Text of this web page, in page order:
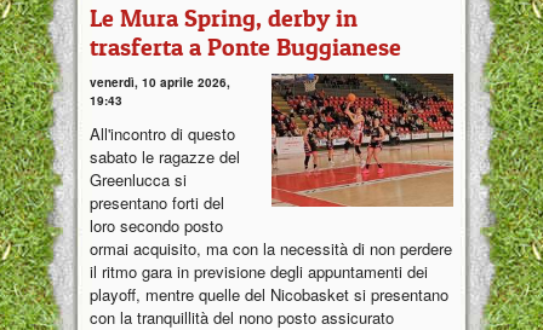
Le Mura Spring, derby in
trasferta a Ponte Buggianese
venerdì, 10 aprile 2026,
19:43
All'incontro di questo
sabato le ragazze del
Greenlucca si
presentano forti del
loro secondo posto
ormai acquisito, ma con la necessità di non perdere
il ritmo gara in previsione degli appuntamenti dei
playoff, mentre quelle del Nicobasket si presentano
con la tranquillità del nono posto assicurato